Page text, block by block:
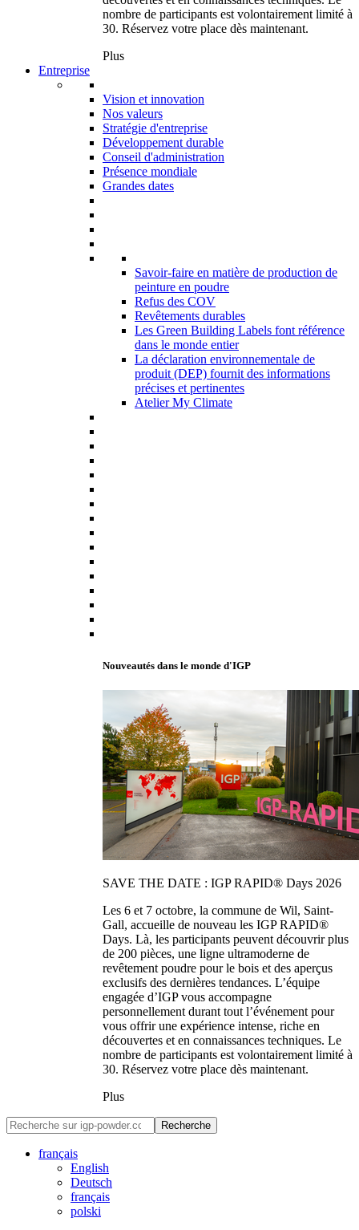
nombre de participants est volontairement limité à
30. Réservez votre place dès maintenant.
Plus
Entreprise
Vision et innovation
Nos valeurs
Stratégie d'entreprise
Développement durable
Conseil d'administration
Présence mondiale
Grandes dates
Savoir-faire en matière de production de
peinture en poudre
Refus des COV
Revêtements durables
Les Green Building Labels font référence
dans le monde entier
La déclaration environnementale de
produit (DEP) fournit des informations
précises et pertinentes
Atelier My Climate
Nouveautés dans le monde d'IGP
SAVE THE DATE : IGP RAPID® Days 2026
Les 6 et 7 octobre, la commune de Wil, Saint-
Gall, accueille de nouveau les IGP RAPID®
Days. Là, les participants peuvent découvrir plus
de 200 pièces, une ligne ultramoderne de
revêtement poudre pour le bois et des aperçus
exclusifs des dernières tendances. L’équipe
engagée d’IGP vous accompagne
personnellement durant tout l’événement pour
vous offrir une expérience intense, riche en
découvertes et en connaissances techniques. Le
nombre de participants est volontairement limité à
30. Réservez votre place dès maintenant.
Plus
Recherche
français
English
Deutsch
français
polski